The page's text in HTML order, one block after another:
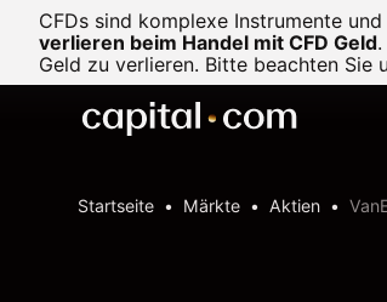
CFDs sind komplexe Instrumente
verlieren beim Handel mit CFD Geld.
Geld zu verlieren. Bitte beachten Sie
Startseite Märkte Aktien